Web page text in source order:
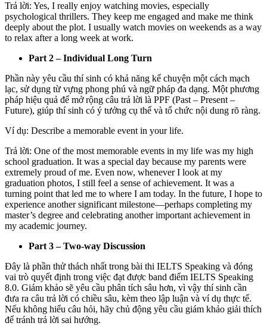
Trả lời: Yes, I really enjoy watching movies, especially
psychological thrillers. They keep me engaged and make me think
deeply about the plot. I usually watch movies on weekends as a way
to relax after a long week at work.
Part 2 – Individual Long Turn
Phần này yêu cầu thí sinh có khả năng kể chuyện một cách mạch
lạc, sử dụng từ vựng phong phú và ngữ pháp đa dạng. Một phương
pháp hiệu quả để mở rộng câu trả lời là PPF (Past – Present –
Future), giúp thí sinh có ý tưởng cụ thể và tổ chức nội dung rõ ràng.
Ví dụ: Describe a memorable event in your life.
Trả lời: One of the most memorable events in my life was my high
school graduation. It was a special day because my parents were
extremely proud of me. Even now, whenever I look at my
graduation photos, I still feel a sense of achievement. It was a
turning point that led me to where I am today. In the future, I hope to
experience another significant milestone—perhaps completing my
master’s degree and celebrating another important achievement in
my academic journey.
Part 3 – Two-way Discussion
Đây là phần thử thách nhất trong bài thi IELTS Speaking và đóng
vai trò quyết định trong việc đạt được band điểm IELTS Speaking
8.0. Giám khảo sẽ yêu cầu phân tích sâu hơn, vì vậy thí sinh cần
đưa ra câu trả lời có chiều sâu, kèm theo lập luận và ví dụ thực tế.
Nếu không hiểu câu hỏi, hãy chủ động yêu cầu giám khảo giải thích
để tránh trả lời sai hướng.